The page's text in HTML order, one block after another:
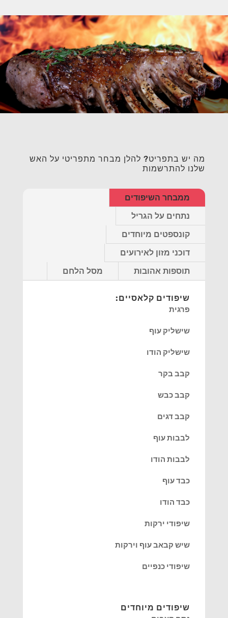
מה יש בתפריט? להלן מבחר מתפריטי על האש
שלנו להתרשמות
ממבחר השיפודים
נתחים על הגריל
קונספטים מיוחדים
דוכני מזון לאירועים
תוספות אהובות
מסל הלחם
שיפודים קלאסיים:
פרגית
שישליק עוף
שישליק הודו
קבב בקר
קבב כבש
קבב דגים
לבבות עוף
לבבות הודו
כבד עוף
כבד הודו
שיפודי ירקות
שיש קבאב עוף וירקות
שיפודי כנפיים
שיפודים מיוחדים